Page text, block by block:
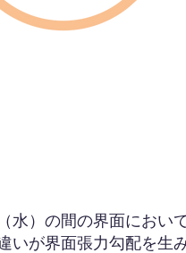
水）の間の界面におい
いが界面張力勾配を生